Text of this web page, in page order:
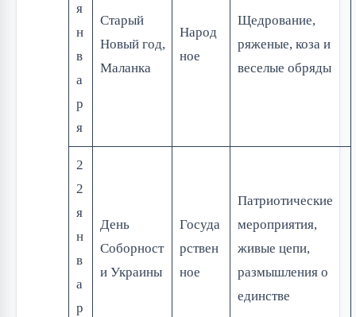
я
н
в
а
р
я
Старый
Новый год,
Маланка
Народ
ное
Щедрование,
ряженые, коза и
веселые обряды
2
2
я
н
в
а
р
День
Соборност
и Украины
Госуда
рствен
ное
Патриотические
мероприятия,
живые цепи,
размышления о
единстве